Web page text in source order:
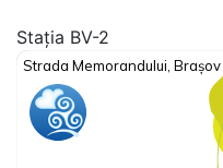
Stația BV-2